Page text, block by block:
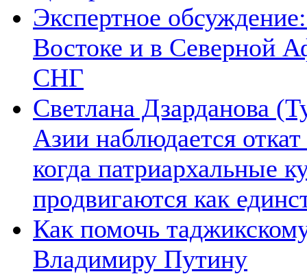
Экспертное
Востоке и в Северной
СНГ
Светлана Дзарданова
Азии наблюдается
когда патриархальные
продвигаются как
Как помочь
Владимиру Путину